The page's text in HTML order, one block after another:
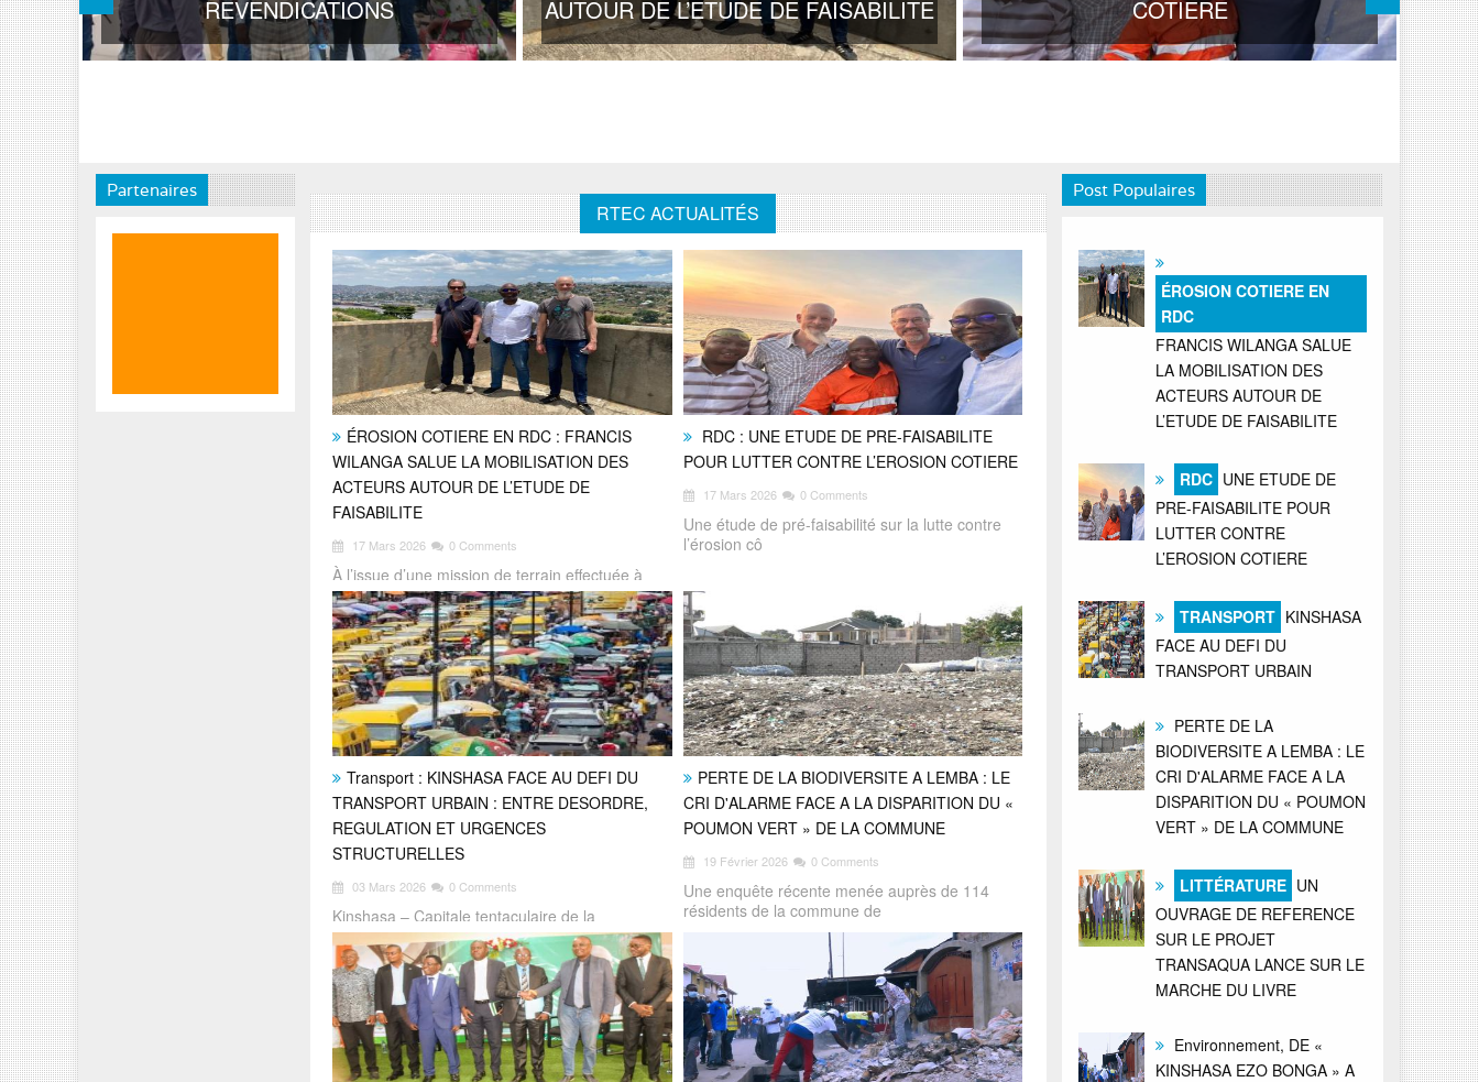
REVENDICATIONS AUTOUR DE L’ETUDE DE FAISABILITE COTIERE
Partenaires
RTEC ACTUALITÉS
ÉROSION COTIERE EN RDC : FRANCIS
WILANGA SALUE LA MOBILISATION DES
ACTEURS AUTOUR DE L’ETUDE DE
FAISABILITE
17 Mars 2026 0 Comments
À l’issue d’une mission de terrain effectuée à
Moanda, Francis Wila
RDC : UNE ETUDE DE PRE-FAISABILITE
POUR LUTTER CONTRE L’EROSION COTIERE
17 Mars 2026 0 Comments
Une étude de pré-faisabilité sur la lutte contre
l’érosion cô
Transport : KINSHASA FACE AU DEFI DU
TRANSPORT URBAIN : ENTRE DESORDRE,
REGULATION ET URGENCES
STRUCTURELLES
03 Mars 2026 0 Comments
Kinshasa – Capitale tentaculaire de la
République démocratique du Congo, la
PERTE DE LA BIODIVERSITE A LEMBA : LE
CRI D'ALARME FACE A LA DISPARITION DU «
POUMON VERT » DE LA COMMUNE
19 Février 2026 0 Comments
Une enquête récente menée auprès de 114
résidents de la commune de
Post Populaires
ÉROSION COTIERE EN
RDC
FRANCIS WILANGA SALUE
LA MOBILISATION DES
ACTEURS AUTOUR DE
L’ETUDE DE FAISABILITE
RDC UNE ETUDE DE
PRE-FAISABILITE POUR
LUTTER CONTRE
L’EROSION COTIERE
TRANSPORT KINSHASA
FACE AU DEFI DU
TRANSPORT URBAIN
PERTE DE LA
BIODIVERSITE A LEMBA : LE
CRI D'ALARME FACE A LA
DISPARITION DU « POUMON
VERT » DE LA COMMUNE
LITTÉRATURE UN
OUVRAGE DE REFERENCE
SUR LE PROJET
TRANSAQUA LANCE SUR LE
MARCHE DU LIVRE
Environnement, DE «
KINSHASA EZO BONGA » A